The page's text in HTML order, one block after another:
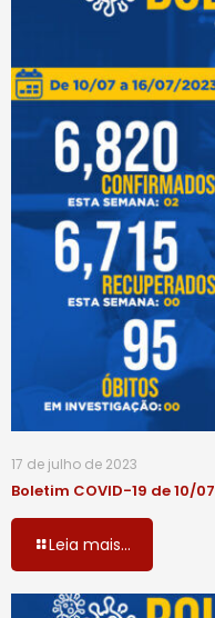
17 de julho de 2023
Boletim COVID-19 de 10/
Leia mais...